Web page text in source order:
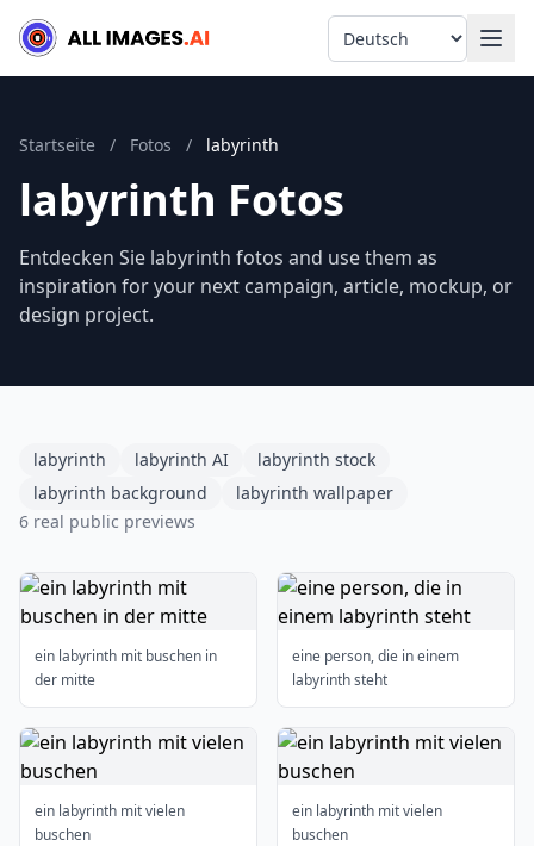
Language
Startseite / Fotos / labyrinth
labyrinth Fotos
Entdecken Sie labyrinth fotos and use them as
inspiration for your next campaign, article, mockup, or
design project.
labyrinth labyrinth AI
labyrinth stock
labyrinth background
labyrinth wallpaper
6 real public previews
ein labyrinth mit buschen in
der mitte
eine person, die in einem
labyrinth steht
ein labyrinth mit vielen
buschen
ein labyrinth mit vielen
buschen